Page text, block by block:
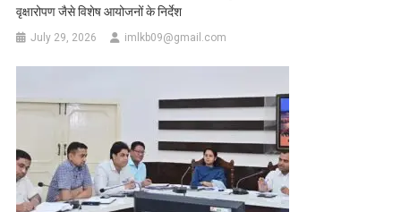
वृक्षारोपण जैसे विशेष आयोजनों के निर्देश
July 29, 2026 imlkb09@gmail.com